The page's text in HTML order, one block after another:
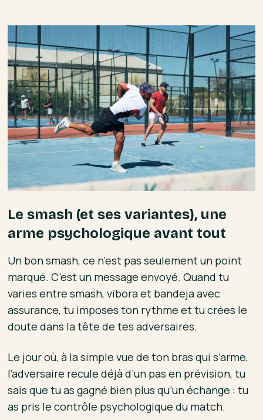
Le smash (et ses variantes), une
arme psychologique avant tout
Un bon smash, ce n’est pas seulement un point
marqué. C’est un message envoyé. Quand tu
varies entre smash, vibora et bandeja avec
assurance, tu imposes ton rythme et tu crées le
doute dans la tête de tes adversaires.
Le jour où, à la simple vue de ton bras qui s’arme,
l’adversaire recule déjà d’un pas en prévision, tu
sais que tu as gagné bien plus qu’un échange : tu
as pris le contrôle psychologique du match.